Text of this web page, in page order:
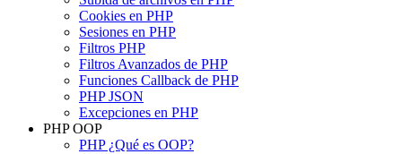
Cookies en PHP
Sesiones en PHP
Filtros PHP
Filtros Avanzados de PHP
Funciones Callback de PHP
PHP JSON
Excepciones en PHP
PHP OOP
PHP ¿Qué es OOP?